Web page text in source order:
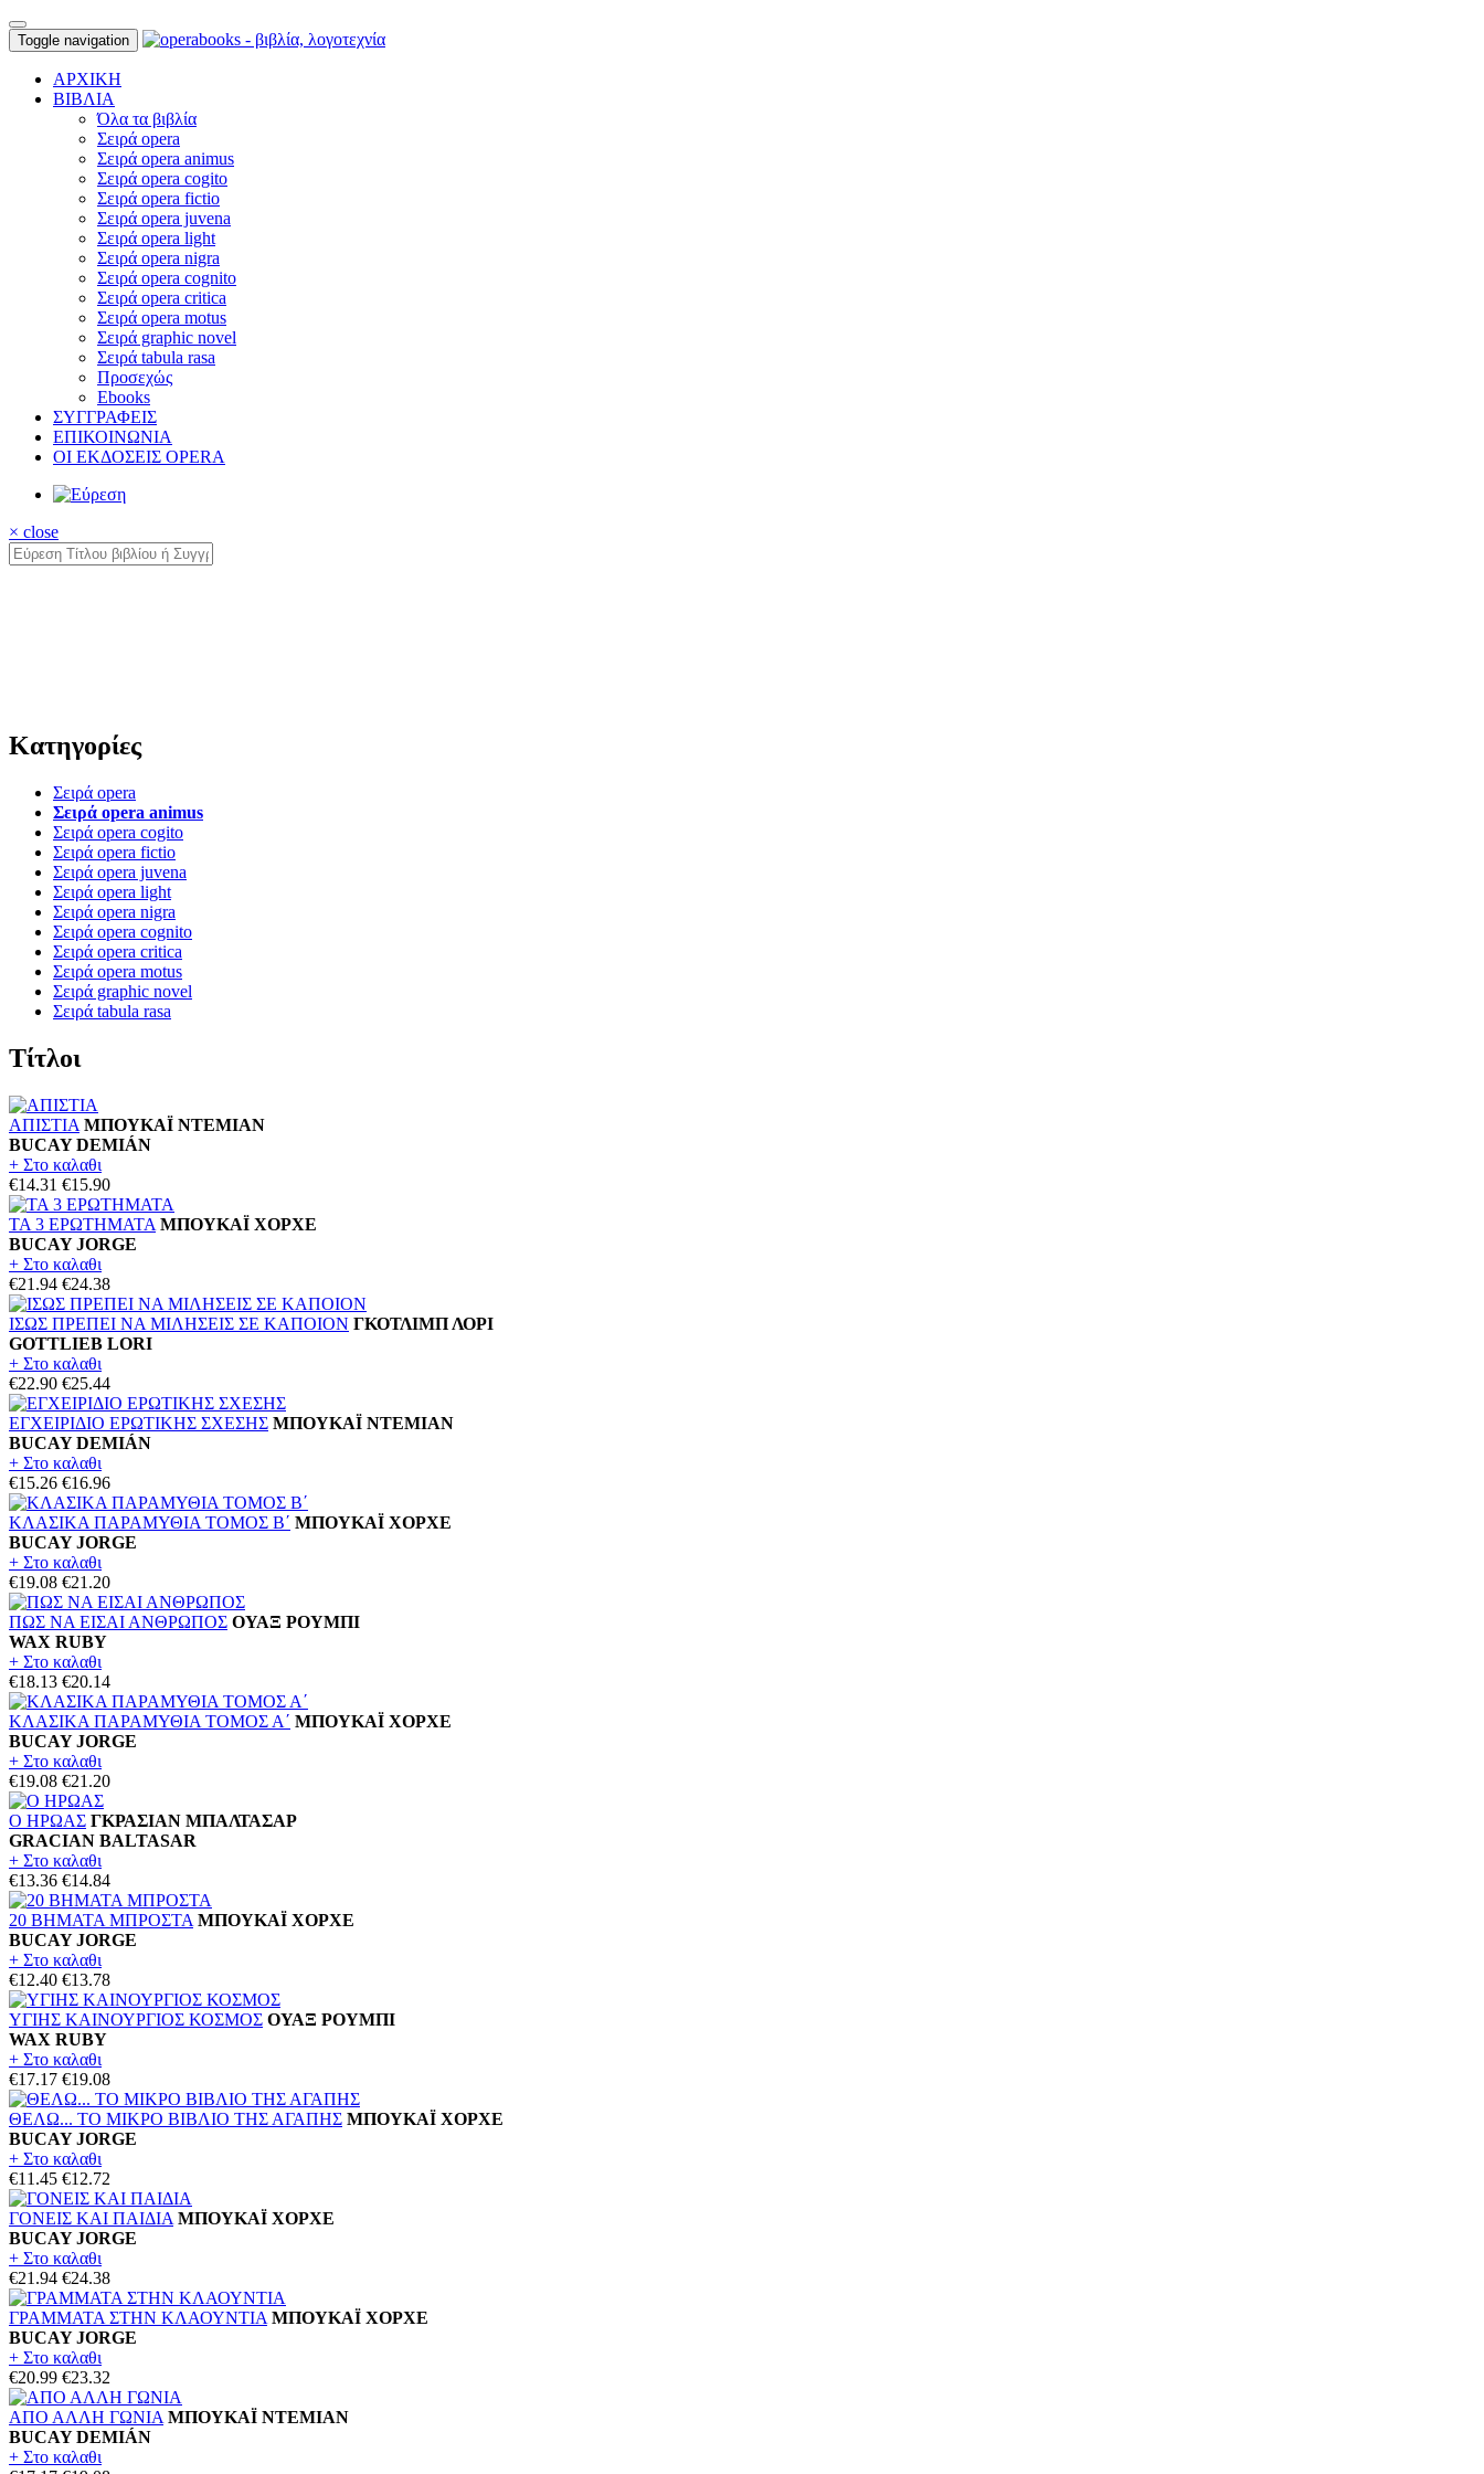
Toggle navigation
ΑΡΧΙΚΗ
ΒΙΒΛΙΑ
Όλα τα βιβλία
Σειρά opera
Σειρά opera animus
Σειρά opera cogito
Σειρά opera fictio
Σειρά opera juvena
Σειρά opera light
Σειρά opera nigra
Σειρά opera cognito
Σειρά opera critica
Σειρά opera motus
Σειρά graphic novel
Σειρά tabula rasa
Προσεχώς
Ebooks
ΣΥΓΓΡΑΦΕΙΣ
ΕΠΙΚΟΙΝΩΝΙΑ
ΟΙ ΕΚΔΟΣΕΙΣ OPERA
× close
Κατηγορίες
Σειρά opera
Σειρά opera animus
Σειρά opera cogito
Σειρά opera fictio
Σειρά opera juvena
Σειρά opera light
Σειρά opera nigra
Σειρά opera cognito
Σειρά opera critica
Σειρά opera motus
Σειρά graphic novel
Σειρά tabula rasa
Τίτλοι
ΑΠΙΣΤΙΑ ΜΠΟΥΚΑΪ ΝΤΕΜΙΑΝ
BUCAY DEMIÁN
+ Στο καλαθι
€14.31 €15.90
ΤΑ 3 ΕΡΩΤΗΜΑΤΑ ΜΠΟΥΚΑΪ ΧΟΡΧΕ
BUCAY JORGE
+ Στο καλαθι
€21.94 €24.38
ΙΣΩΣ ΠΡΕΠΕΙ ΝΑ ΜΙΛΗΣΕΙΣ ΣΕ ΚΑΠΟΙΟΝ ΓΚΟΤΛΙΜΠ ΛΟΡΙ
GOTTLIEB LORI
+ Στο καλαθι
€22.90 €25.44
ΕΓΧΕΙΡΙΔΙΟ ΕΡΩΤΙΚΗΣ ΣΧΕΣΗΣ ΜΠΟΥΚΑΪ ΝΤΕΜΙΑΝ
BUCAY DEMIÁN
+ Στο καλαθι
€15.26 €16.96
ΚΛΑΣΙΚΑ ΠΑΡΑΜΥΘΙΑ ΤΟΜΟΣ Β΄ ΜΠΟΥΚΑΪ ΧΟΡΧΕ
BUCAY JORGE
+ Στο καλαθι
€19.08 €21.20
ΠΩΣ ΝΑ ΕΙΣΑΙ ΑΝΘΡΩΠΟΣ ΟΥΑΞ ΡΟΥΜΠΙ
WAX RUBY
+ Στο καλαθι
€18.13 €20.14
ΚΛΑΣΙΚΑ ΠΑΡΑΜΥΘΙΑ ΤΟΜΟΣ Α΄ ΜΠΟΥΚΑΪ ΧΟΡΧΕ
BUCAY JORGE
+ Στο καλαθι
€19.08 €21.20
Ο ΗΡΩΑΣ ΓΚΡΑΣΙΑΝ ΜΠΑΛΤΑΣΑΡ
GRACIAN BALTASAR
+ Στο καλαθι
€13.36 €14.84
20 ΒΗΜΑΤΑ ΜΠΡΟΣΤΑ ΜΠΟΥΚΑΪ ΧΟΡΧΕ
BUCAY JORGE
+ Στο καλαθι
€12.40 €13.78
ΥΓΙΗΣ ΚΑΙΝΟΥΡΓΙΟΣ ΚΟΣΜΟΣ ΟΥΑΞ ΡΟΥΜΠΙ
WAX RUBY
+ Στο καλαθι
€17.17 €19.08
ΘΕΛΩ... ΤΟ ΜΙΚΡΟ ΒΙΒΛΙΟ ΤΗΣ ΑΓΑΠΗΣ ΜΠΟΥΚΑΪ ΧΟΡΧΕ
BUCAY JORGE
+ Στο καλαθι
€11.45 €12.72
ΓΟΝΕΙΣ ΚΑΙ ΠΑΙΔΙΑ ΜΠΟΥΚΑΪ ΧΟΡΧΕ
BUCAY JORGE
+ Στο καλαθι
€21.94 €24.38
ΓΡΑΜΜΑΤΑ ΣΤΗΝ ΚΛΑΟΥΝΤΙΑ ΜΠΟΥΚΑΪ ΧΟΡΧΕ
BUCAY JORGE
+ Στο καλαθι
€20.99 €23.32
ΑΠΟ ΑΛΛΗ ΓΩΝΙΑ ΜΠΟΥΚΑΪ ΝΤΕΜΙΑΝ
BUCAY DEMIÁN
+ Στο καλαθι